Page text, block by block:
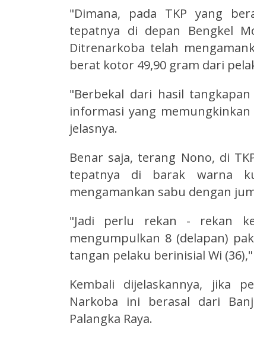
"Dimana, pada TKP yang
tepatnya di depan Bengkel
Ditrenarkoba telah
berat kotor 49,90 gram dari
"Berbekal dari hasil
informasi yang
jelasnya.
Benar saja, terang Nono, di
tepatnya di barak warna
mengamankan sabu dengan
"Jadi perlu rekan - rekan
mengumpulkan 8 (delapan)
tangan pelaku berinisial Wi
Kembali dijelaskannya, jika
Narkoba ini berasal dari
Palangka Raya.